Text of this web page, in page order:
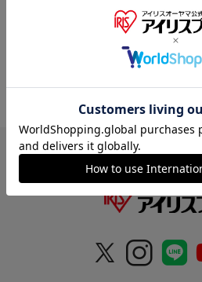
根菜 果菜
果物セット その